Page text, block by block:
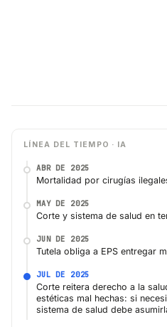
LÍNEA DEL TIEMPO · IA
ABR DE 2025
Mortalidad por cirugías
MAY DE 2025
Corte y sistema de salud en
JUN DE 2025
Tutela obliga a EPS entregar
JUL DE 2025
Corte reitera derecho a la
estéticas mal hechas: si
sistema de salud debe